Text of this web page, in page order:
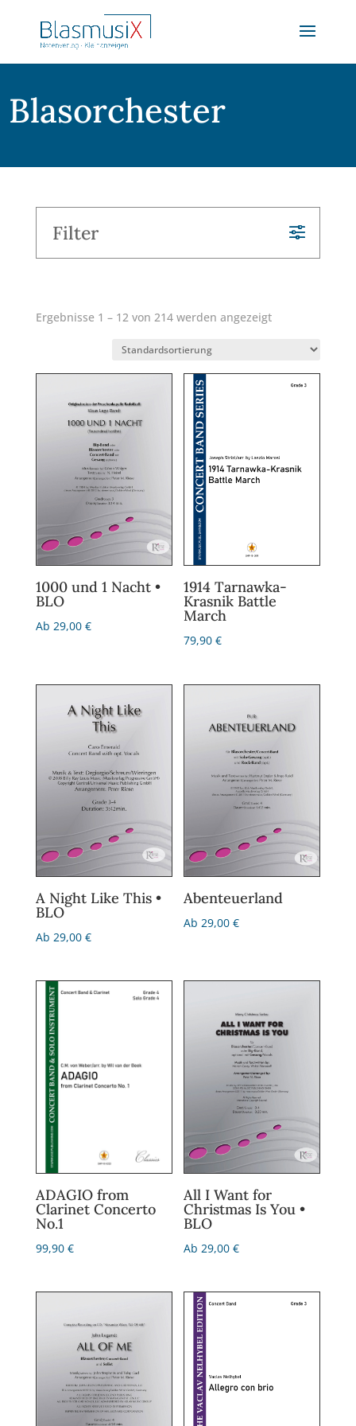
Blasorchester
Filter
Ergebnisse 1 – 12 von 214 werden angezeigt
1000 und 1 Nacht •
BLO
Ab 29,00 €
1914 Tarnawka-
Krasnik Battle
March
79,90€
A Night Like This •
BLO
Ab 29,00 €
Abenteuerland
Ab 29,00€
ADAGIO from
Clarinet Concerto
No.1
99,90 €
All I Want for
Christmas Is You •
BLO
Ab 29,00€